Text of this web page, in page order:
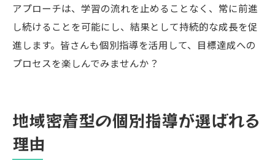
アプローチは、学習の流れを止めることなく、常に前進
し続けることを可能にし、結果として持続的な成長を促
進します。皆さんも個別指導を活用して、目標達成への
プロセスを楽しんでみませんか？
地域密着型の個別指導が選ばれる
理由